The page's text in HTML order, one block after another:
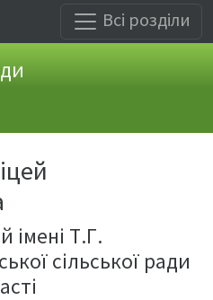
Всі розділи
імені Т.Г.
сільської ради